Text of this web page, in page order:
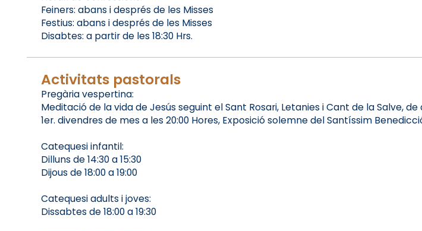
Feiners: abans i després de les Misses
Festius: abans i després de les Misses
Disabtes: a partir de les 18:30 Hrs.
Activitats pastorals
Pregària vespertina:
Meditació de la vida de Jesús seguint el Sant Rosari, Letanies i Cant de la Salve, de
1er. divendres de mes a les 20:00 Hores, Exposició solemne del Santíssim
Catequesi infantil:
Dilluns de 14:30 a 15:30
Dijous de 18:00 a 19:00
Catequesi adults i joves:
Dissabtes de 18:00 a 19:30